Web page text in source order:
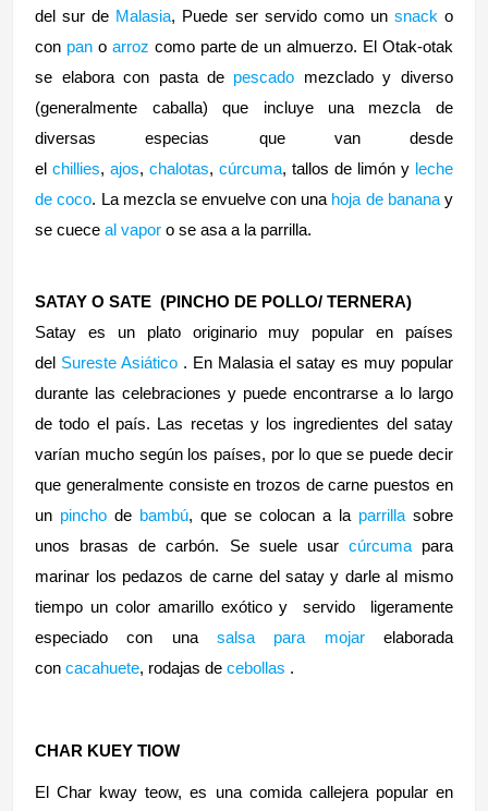
del sur de Malasia, Puede ser servido como un snack o
con pan o arroz como parte de un almuerzo. El Otak-otak
se elabora con pasta de pescado mezclado y diverso
(generalmente caballa) que incluye una mezcla de
diversas especias que van desde
elchillies,ajos,chalotas,cúrcuma, tallos de limón y leche
de coco. La mezcla se envuelve con una hoja de bananay
se cueceal vapor o se asa a la parrilla.
SATAY O SATE (PINCHO DE POLLO/ TERNERA)
Satay es un plato originario muy popular en países
del Sureste Asiático . En Malasia el satay es muy popular
durante las celebraciones y puede encontrarse a lo largo
de todo el país. Las recetas y los ingredientes del satay
varían mucho según los países, por lo que se puede decir
que generalmente consiste en trozos de carne puestos en
un pincho de bambú, que se colocan a la parrillasobre
unos brasas de carbón. Se suele usar cúrcumapara
marinar los pedazos de carne del satay y darle al mismo
tiempo un color amarillo exótico y servido ligeramente
especiado con una salsa para mojarelaborada
concacahuete, rodajas decebollas .
CHAR KUEY TIOW
El Char kway teow, es una comida callejera popular en